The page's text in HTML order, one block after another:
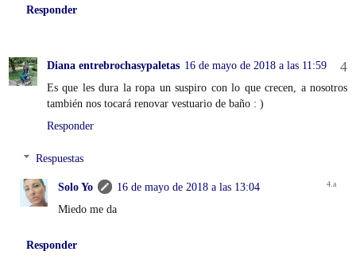
Responder
Diana entrebrochasypaletas 16 de mayo de 2018 a las 11:59
Es que les dura la ropa un suspiro con lo que crecen, a nosotros
también nos tocará renovar vestuario de baño : )
Responder
Respuestas
Solo Yo
16 de mayo de 2018 a las 13:04
Miedo me da
Responder